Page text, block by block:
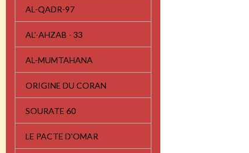
AL-QADR-97
AL'-AHZAB - 33
AL-MUMTAHANA
ORIGINE DU CORAN
SOURATE 60
LE PACTE D'OMAR